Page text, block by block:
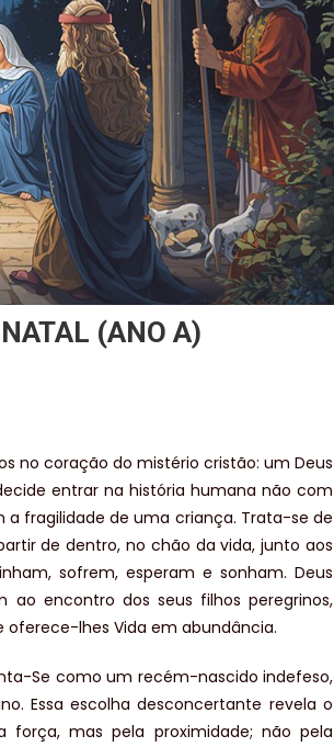
(ANO A)
no coração do mistério cristão: um Deus
entrar na história humana não com
fragilidade de uma criança. Trata-se de
de dentro, no chão da vida, junto aos
sofrem, esperam e sonham. Deus
ao encontro dos seus filhos peregrinos,
lhes Vida em abundância.
Se como um recém-nascido indefeso,
Essa escolha desconcertante revela o
força, mas pela proximidade; não pela